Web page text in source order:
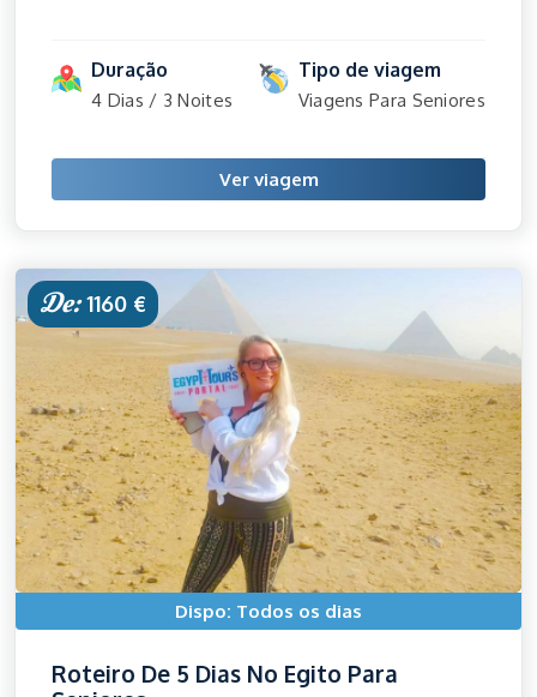
Duração
4 Dias / 3 Noites
Tipo de viagem
Viagens Para Seniores
Ver viagem
De:1160 €
Dispo: Todos os dias
Roteiro De 5 Dias No Egito Para